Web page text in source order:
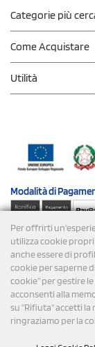
Per offrirti
utilizza cookie
anche essere di
cookie per saperne
cookie” per gestire
acconsenti alla
su "Rifiuta" accetti la
ringraziamo per la
Categorie più
Come Acquistare
Utilità
Modalità di
Spedizioni